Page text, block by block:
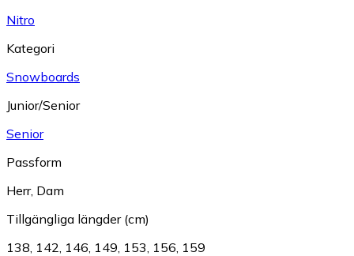
Nitro
Kategori
Snowboards
Junior/Senior
Senior
Passform
Herr, Dam
Tillgängliga längder (cm)
138 142 146 149 153 156 159